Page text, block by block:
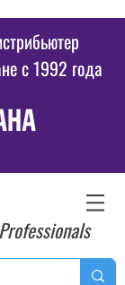
c 1992 года